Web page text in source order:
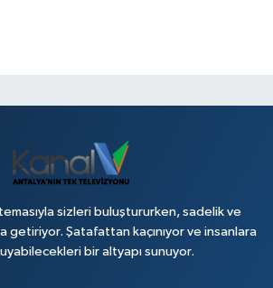
sizleri buluştururken, sadelik ve
getiriyor. Şatafattan kaçınıyor ve insanlara
bir altyapı sunuyor.